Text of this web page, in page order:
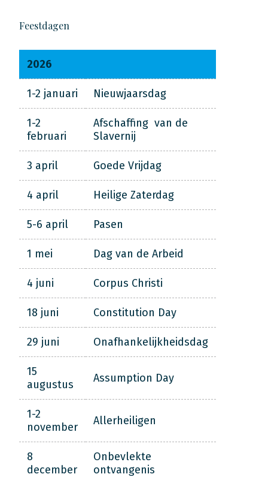
Feestdagen
2026
1-2 januari Nieuwjaarsdag
1-2
februari
Afschaffing van de
Slavernij
3 april Goede Vrijdag
4 april Heilige Zaterdag
5-6 april Pasen
1 mei Dag van de Arbeid
4 juni Corpus Christi
18 juni Constitution Day
29 juni Onafhankelijkheidsdag
15
augustus
Assumption Day
1-2
november
Allerheiligen
8
december
Onbevlekte
ontvangenis